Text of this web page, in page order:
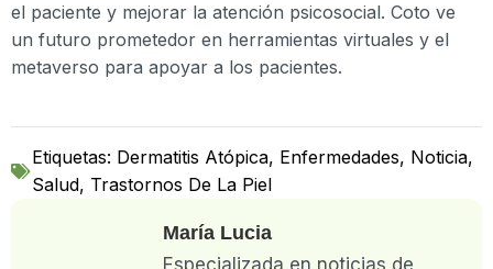
el paciente y mejorar la atención psicosocial. Coto ve
un futuro prometedor en herramientas virtuales y el
metaverso para apoyar a los pacientes.
Etiquetas: Dermatitis Atópica, Enfermedades, Noticia,
Salud, Trastornos De La Piel
María Lucia